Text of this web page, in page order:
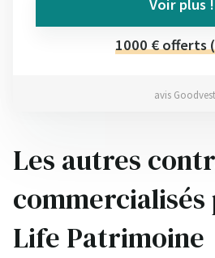
Voir plus !
1000 € offerts
avis Goodvest
Les autres
commercialisés
Life Patrimoine